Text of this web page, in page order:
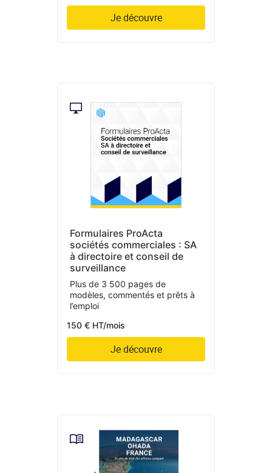
Je découvre
Formulaires ProActa
sociétés commerciales : SA
à directoire et conseil de
surveillance
Plus de 3 500 pages de
modèles, commentés et prêts à
l’emploi
150 € HT/mois
Je découvre